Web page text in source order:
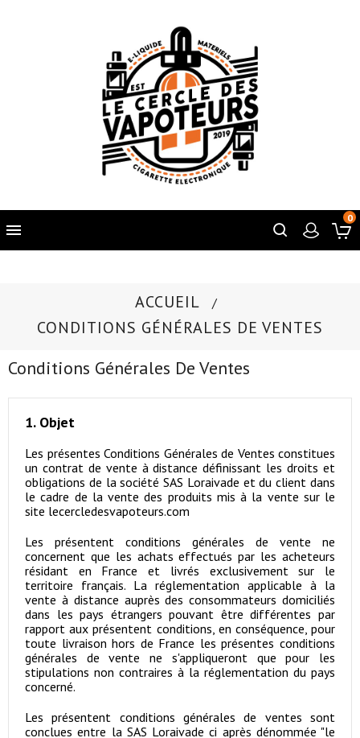

0
ACCUEIL
CONDITIONS GÉNÉRALES DE VENTES
Conditions Générales De Ventes
1. Objet
Les présentes Conditions Générales de Ventes constitues
un contrat de vente à distance définissant les droits et
obligations de la société SAS Loraivade et du client dans
le cadre de la vente des produits mis à la vente sur le
site lecercledesvapoteurs.com
Les présentent conditions générales de vente ne
concernent que les achats effectués par les acheteurs
résidant en France et livrés exclusivement sur le
territoire français. La réglementation applicable à la
vente à distance auprès des consommateurs domiciliés
dans les pays étrangers pouvant être différentes par
rapport aux présentent conditions, en conséquence, pour
toute livraison hors de France les présentes conditions
générales de vente ne s'appliqueront que pour les
stipulations non contraires à la réglementation du pays
concerné.
Les présentent conditions générales de ventes sont
conclues entre la SAS Loraivade ci après dénommée "le